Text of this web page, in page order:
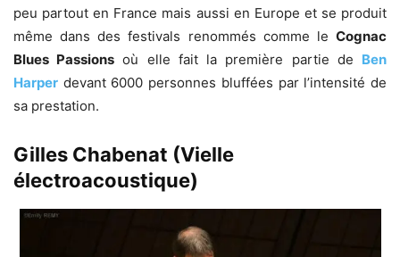
peu partout en France mais aussi en Europe et se produit
même dans des festivals renommés comme le Cognac
Blues Passions où elle fait la première partie de Ben
Harper devant 6000 personnes bluffées par l’intensité de
sa prestation.
Gilles Chabenat (Vielle
électroacoustique)